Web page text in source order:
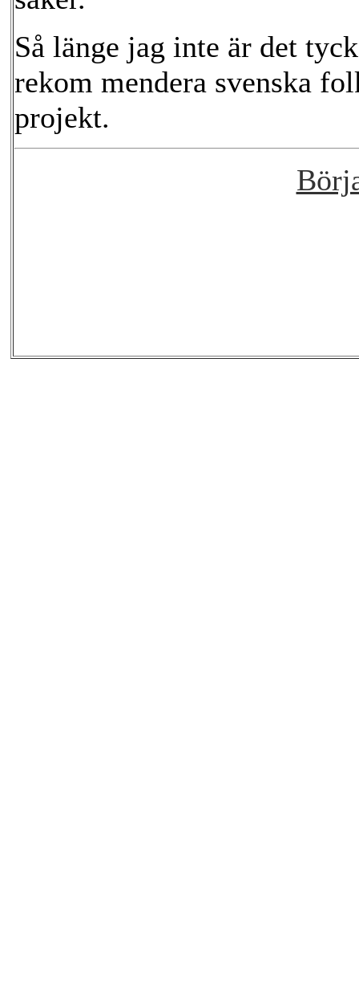
Så länge jag inte är det
rekom mendera svenska
projekt.